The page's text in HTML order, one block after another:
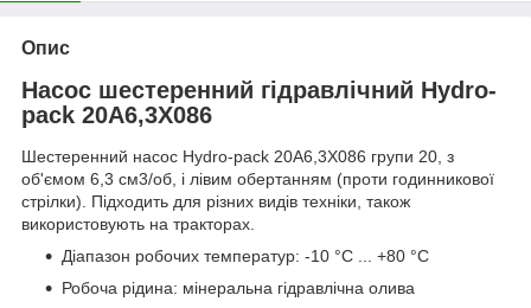
Опис
Насос шестеренний гідравлічний Hydro-
pack 20A6,3X086
Шестеренний насос Hydro-pack 20A6,3X086 групи 20, з
об'ємом 6,3 см3/об, і лівим обертанням (проти годинникової
стрілки). Підходить для різних видів техніки, також
використовують на тракторах.
Діапазон робочих температур: -10 °C ... +80 °C
Робоча рідина: мінеральна гідравлічна олива